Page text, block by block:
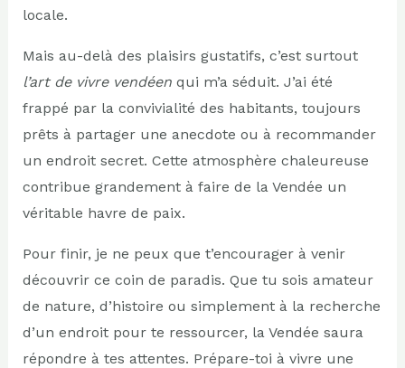
locale.
Mais au-delà des plaisirs gustatifs, c’est surtout
l’art de vivre vendéenqui m’a séduit. J’ai été
frappé par la convivialité des habitants, toujours
prêts à partager une anecdote ou à recommander
un endroit secret. Cette atmosphère chaleureuse
contribue grandement à faire de la Vendée un
véritable havre de paix.
Pour finir, je ne peux que t’encourager à venir
découvrir ce coin de paradis. Que tu sois amateur
de nature, d’histoire ou simplement à la recherche
d’un endroit pour te ressourcer, la Vendée saura
répondre à tes attentes. Prépare-toi à vivre une